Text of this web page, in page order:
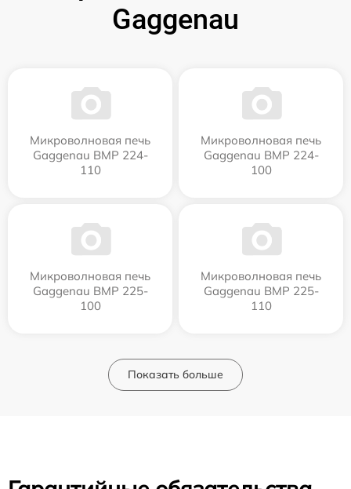
Gaggenau
Микроволновая печь
Gaggenau BMP 224-
110
Микроволновая печь
Gaggenau BMP 224-
100
Микроволновая печь
Gaggenau BMP 225-
100
Микроволновая печь
Gaggenau BMP 225-
110
Показать больше